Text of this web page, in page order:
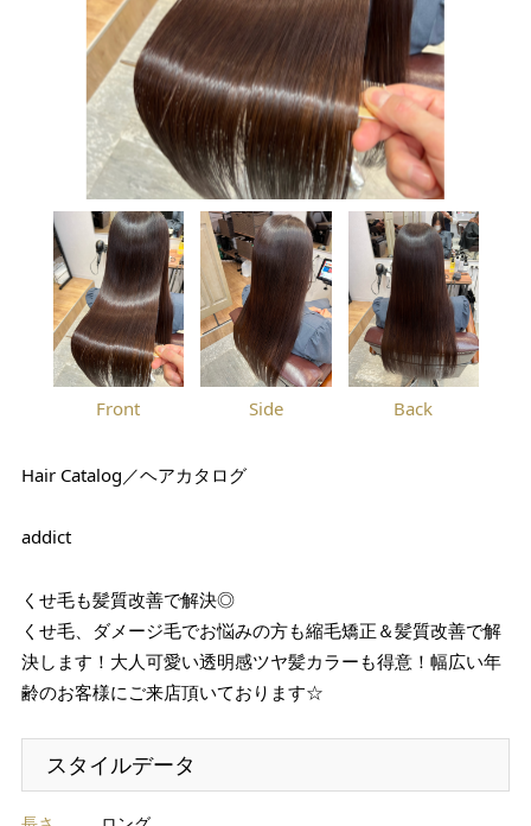
Front Side Back
Hair Catalog／ヘアカタログ
addict
くせ毛も髪質改善で解決◎
くせ毛、ダメージ毛でお悩みの方も縮毛矯正＆髪質改善で解
決します！大人可愛い透明感ツヤ髪カラーも得意！幅広い年
齢のお客様にご来店頂いております☆
スタイルデータ